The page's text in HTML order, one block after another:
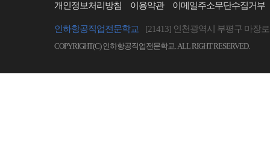
개인정보처리방침 이용약관 이메일주소무단수집거부
인하항공직업전문학교 [21413] 인천광역시 부평구 마장
COPYRIGHT(C) 인하항공직업전문학교. ALL RIGHT RESERVED.